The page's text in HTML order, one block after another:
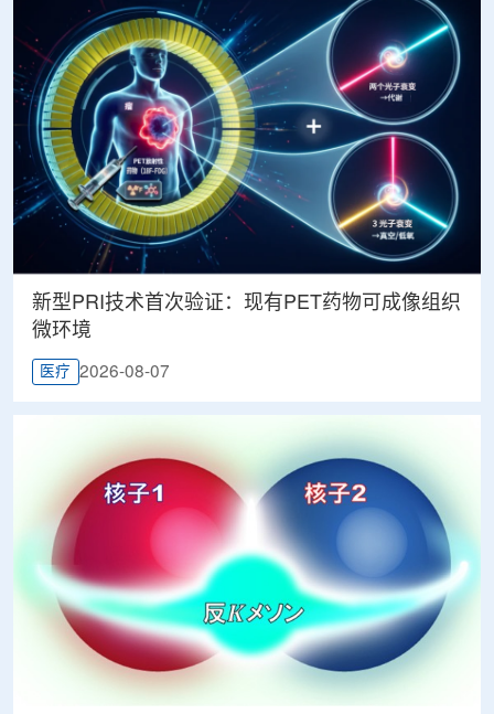
新型PRI技术首次验证：现有PET药物可成像组织
微环境
医疗 2026-08-07